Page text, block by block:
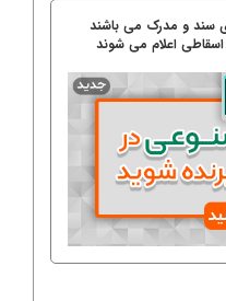
سند و مدرک می باشند
اعلام می شوند